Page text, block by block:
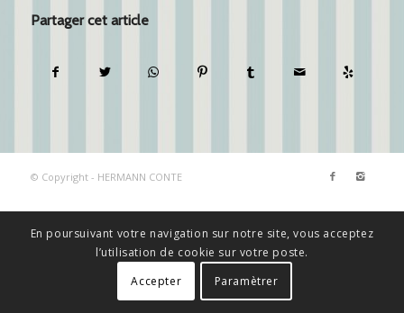
Partager cet article
© Copyright - HERMANN CONTE
En poursuivant votre navigation sur notre site, vous acceptez
l’utilisation de cookie sur votre poste.
Accepter
Paramètrer